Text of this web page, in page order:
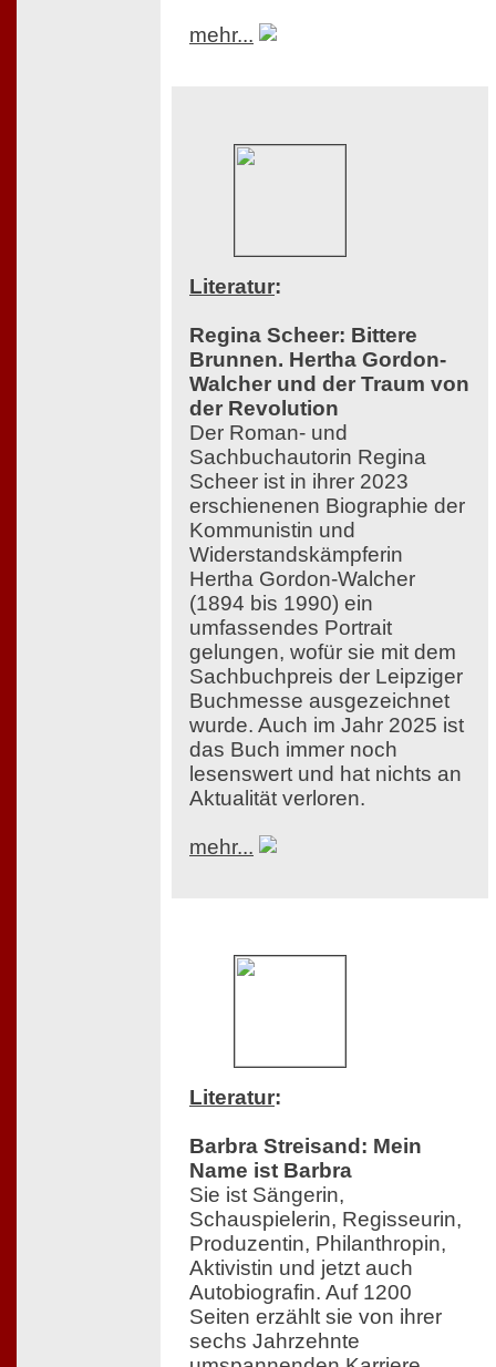
mehr...
Literatur:
Regina Scheer: Bittere
Brunnen. Hertha Gordon-
Walcher und der Traum von
der Revolution
Der Roman- und
Sachbuchautorin Regina
Scheer ist in ihrer 2023
erschienenen Biographie der
Kommunistin und
Widerstandskämpferin
Hertha Gordon-Walcher
(1894 bis 1990) ein
umfassendes Portrait
gelungen, wofür sie mit dem
Sachbuchpreis der Leipziger
Buchmesse ausgezeichnet
wurde. Auch im Jahr 2025 ist
das Buch immer noch
lesenswert und hat nichts an
Aktualität verloren.
mehr...
Literatur:
Barbra Streisand: Mein
Name ist Barbra
Sie ist Sängerin,
Schauspielerin, Regisseurin,
Produzentin, Philanthropin,
Aktivistin und jetzt auch
Autobiografin. Auf 1200
Seiten erzählt sie von ihrer
sechs Jahrzehnte